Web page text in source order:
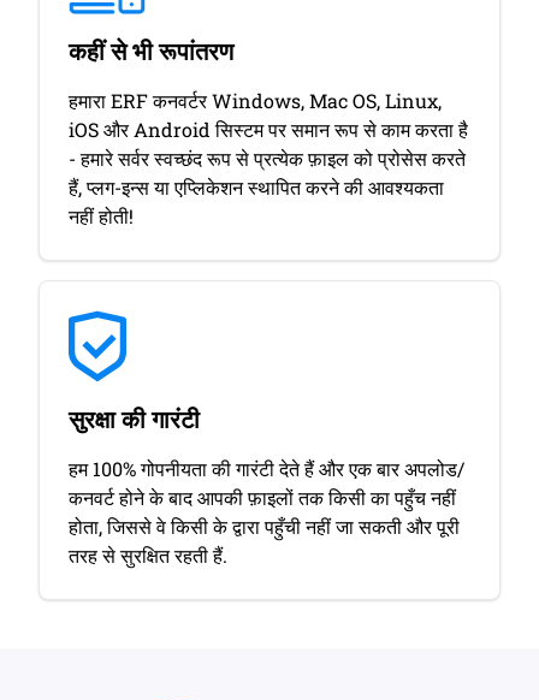
कहीं से भी रूपांतरण
हमारा ERF कनवर्टर Windows, Mac OS, Linux,
iOS और Android सिस्टम पर समान रूप से काम करता है
- हमारे सर्वर स्वच्छंद रूप से प्रत्येक फ़ाइल को प्रोसेस करते
हैं, प्लग-इन्स या एप्लिकेशन स्थापित करने की आवश्यकता
नहीं होती!
सुरक्षा की गारंटी
हम 100% गोपनीयता की गारंटी देते हैं और एक बार अपलोड/
कनवर्ट होने के बाद आपकी फ़ाइलों तक किसी का पहुँच नहीं
होता, जिससे वे किसी के द्वारा पहुँची नहीं जा सकती और पूरी
तरह से सुरक्षित रहती हैं.